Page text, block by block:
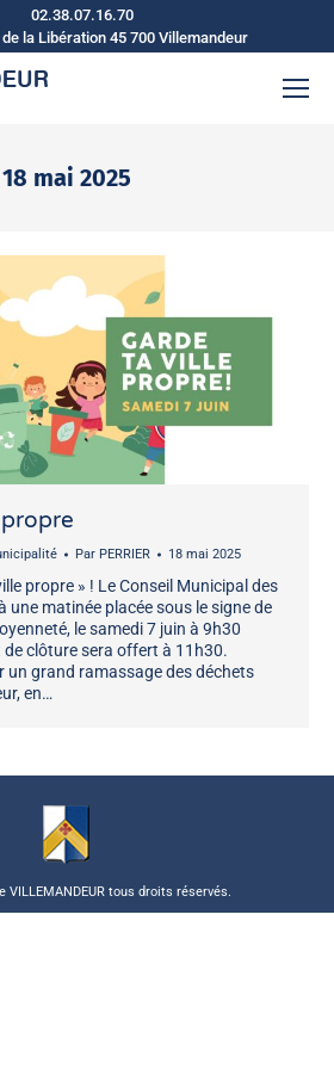
02.38.07.16.70
la Libération 45 700 Villemandeur
18 mai 2025
Par PERRIER 18 mai 2025
propre » ! Le Conseil Municipal des
une matinée placée sous le signe de
le samedi 7 juin à 9h30
de clôture sera offert à 11h30.
un grand ramassage des déchets
en…
VILLEMANDEUR tous droits réservés.